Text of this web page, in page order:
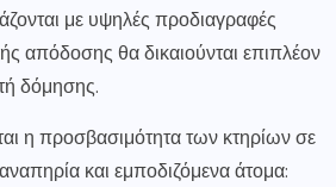
με υψηλές προδιαγραφές
απόδοσης θα δικαιούνται επιπλέον
δόμησης.
η προσβασιμότητα των κτηρίων σε
και εμποδιζόμενα άτομα: